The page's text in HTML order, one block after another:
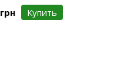
Купить